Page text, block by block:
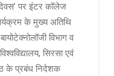
पर इंटर कॉलेज
के मुख्य अतिथि
विभाग व
सिरसा एवं
के प्रबंध निदेशक